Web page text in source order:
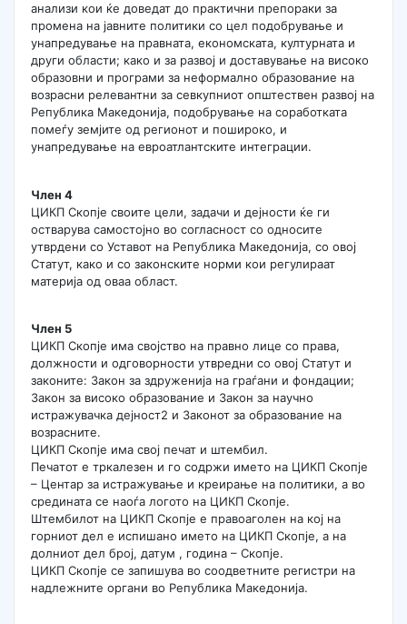
анализи кои ќе доведат до практични препораки за
промена на јавните политики со цел подобрување и
унапредување на правната, еконoмската, културната и
други области; како и за развој и доставување на високо
образовни и програми за неформално образование на
возрасни релевантни за севкупниот општествен развој на
Република Македонија, подобрување на соработката
помеѓу земјите од регионот и пошироко, и
унапредување на евроатлантските интеграции.
Член 4
ЦИКП Скопје своите цели, задачи и дејности ќе ги
остварува самостојно во согласност со односите
утврдени со Уставот на Република Македонија, со овој
Статут, како и со законските норми кои регулираат
материја од оваа област.
Член 5
ЦИКП Скопје има својство на правно лице со права,
должности и одговорности утвредни со овој Статут и
законите: Закон за здруженија на граѓани и фондации;
Закон за високо образование и Закон за научно
истражувачка дејност2 и Законот за образование на
возрасните.
ЦИКП Скопје има свој печат и штембил.
Печaтот е тркалезен и го содржи името на ЦИКП Скопје
– Центар за истражување и креирање на политики, а во
средината се наоѓа логото на ЦИКП Скопје.
Штембилот на ЦИКП Скопје е правоаголен на кој на
горниот дел е испишано името на ЦИКП Скопје, а на
долниот дел број, датум , година – Скопје.
ЦИКП Скопје се запишува во соодветните регистри на
надлежните органи во Република Македонија.